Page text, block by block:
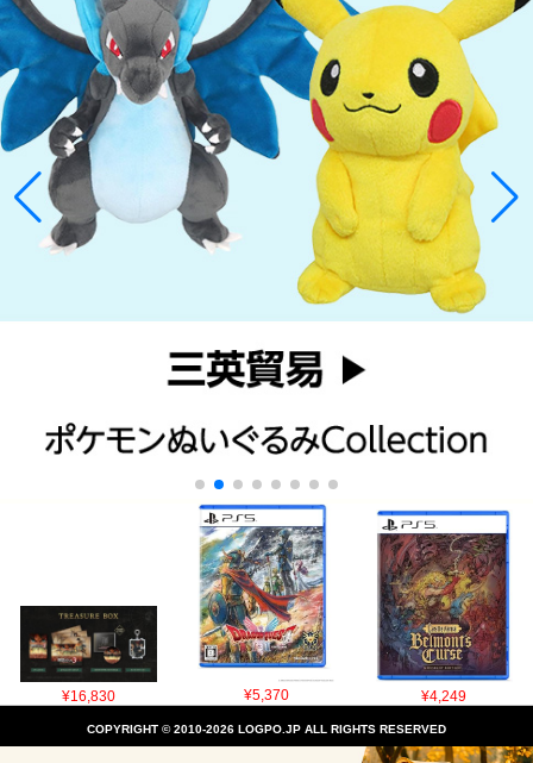
¥16,830 ¥5,370 ¥4,249
COPYRIGHT © 2010-2026 LOGPO.JP ALL RIGHTS RESERVED